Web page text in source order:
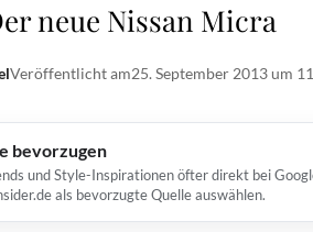
neue Nissan Micra
Veröffentlicht am25. September 2013 um
bevorzugen
und Style-Inspirationen öfter direkt bei
als bevorzugte Quelle auswählen.